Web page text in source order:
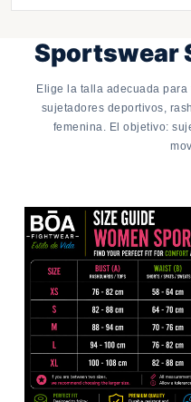
Sportswear
Elige la talla adecuada
sujetadores deportivos,
femenina. El objetivo: